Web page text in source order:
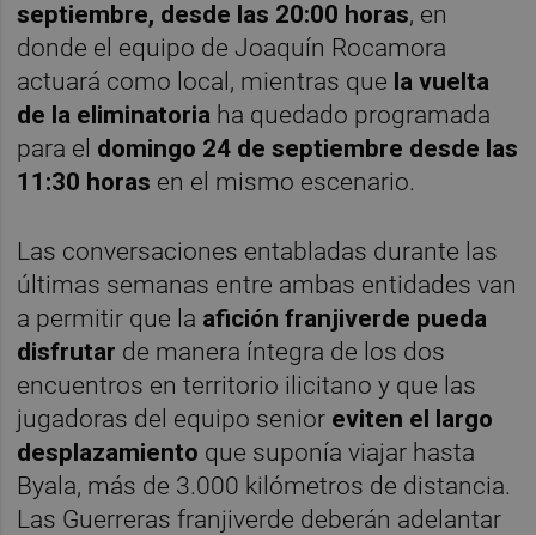
septiembre, desde las 20:00 horas, en
donde el equipo de Joaquín Rocamora
actuará como local, mientras que la vuelta
de la eliminatoria ha quedado programada
para el domingo 24 de septiembre desde las
11:30 horas en el mismo escenario.
Las conversaciones entabladas durante las
últimas semanas entre ambas entidades van
a permitir que la afición franjiverde pueda
disfrutar de manera íntegra de los dos
encuentros en territorio ilicitano y que las
jugadoras del equipo senior eviten el largo
desplazamiento que suponía viajar hasta
Byala, más de 3.000 kilómetros de distancia.
Las Guerreras franjiverde deberán adelantar